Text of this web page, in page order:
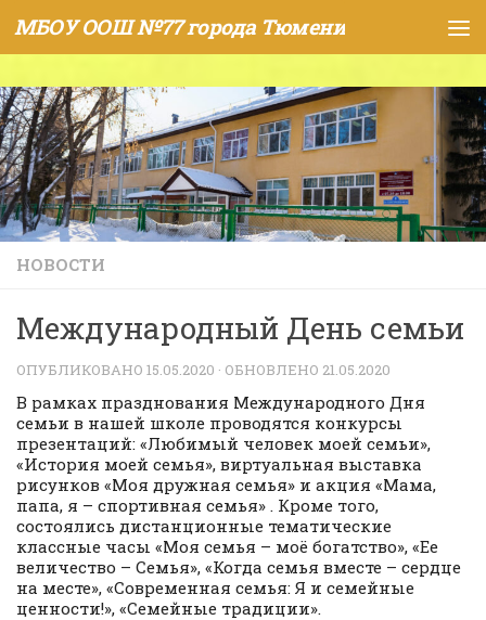
Skip to content
МБОУ ООШ №77 города Тюмени
НОВОСТИ
Международный День семьи
ОПУБЛИКОВАНО 15.05.2020 · ОБНОВЛЕНО 21.05.2020
В рамках празднования Международного Дня
семьи в нашей школе проводятся конкурсы
презентаций: «Любимый человек моей семьи»,
«История моей семья», виртуальная выставка
рисунков «Моя дружная семья» и акция «Мама,
папа, я – спортивная семья» . Кроме того,
состоялись дистанционные тематические
классные часы «Моя семья – моё богатство», «Ее
величество – Семья», «Когда семья вместе – сердце
на месте», «Современная семья: Я и семейные
ценности!», «Семейные традиции».